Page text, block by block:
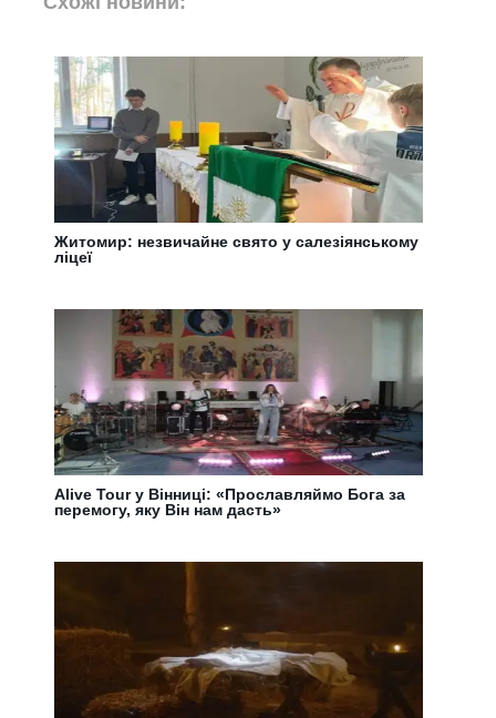
Житомир: незвичайне свято у салезіянському
ліцеї
Alive Tour у Вінниці: «Прославляймо Бога за
перемогу, яку Він нам дасть»